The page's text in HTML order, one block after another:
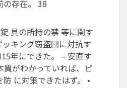
の存在。 38
具の所持の禁 等に関す
ッキング窃盗団に対抗す
年にできた。 – 安直す
質がわかっていれば、ピ
防 に対策できたはず。 •